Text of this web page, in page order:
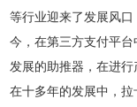
等行业迎来了发展风
今，在第三方支付平
发展的助推器，在进行
在十多年的发展中，